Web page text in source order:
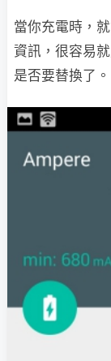
當你充電時，
資訊，很容易
是否要替換了。